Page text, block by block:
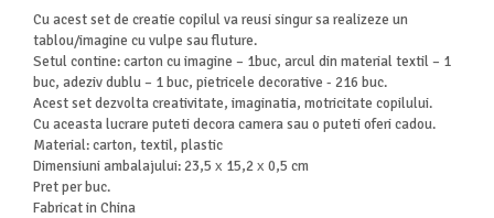
Cu acest set de creatie copilul va reusi singur sa realizeze un
tablou/imagine cu vulpe sau fluture.
Setul contine: carton cu imagine – 1buc, arcul din material textil – 1
buc, adeziv dublu – 1 buc, pietricele decorative - 216 buc.
Acest set dezvolta creativitate, imaginatia, motricitate copilului.
Cu aceasta lucrare puteti decora camera sau o puteti oferi cadou.
Material: carton, textil, plastic
Dimensiuni ambalajului: 23,5 х 15,2 х 0,5 cm
Pret per buc.
Fabricat in China